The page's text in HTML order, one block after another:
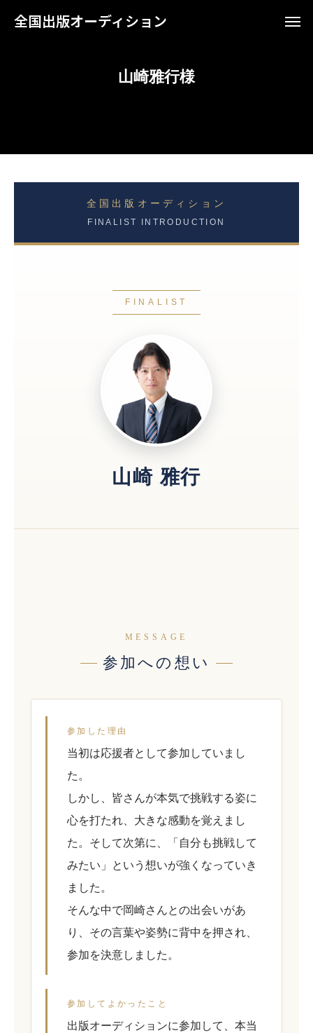
全国出版オーディション
山崎雅行様
全国出版オーディション
FINALIST INTRODUCTION
FINALIST
山崎 雅行
MESSAGE
参加への想い
参加した理由
当初は応援者として参加していまし
た。
しかし、皆さんが本気で挑戦する姿に
心を打たれ、大きな感動を覚えまし
た。そして次第に、「自分も挑戦して
みたい」という想いが強くなっていき
ました。
そんな中で岡崎さんとの出会いがあ
り、その言葉や姿勢に背中を押され、
参加を決意しました。
参加してよかったこと
出版オーディションに参加して、本当